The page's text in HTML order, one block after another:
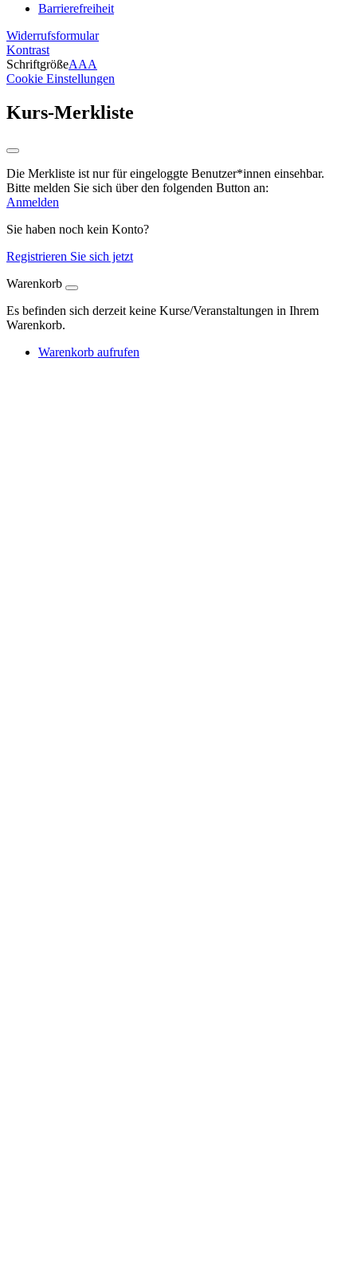
Barrierefreiheit
Widerrufsformular
Kontrast
SchriftgrößeAAA
Cookie Einstellungen
Kurs-Merkliste
Die Merkliste ist nur für eingeloggte Benutzer*innen einsehbar.
Bitte melden Sie sich über den folgenden Button an:
Anmelden
Sie haben noch kein Konto?
Registrieren Sie sich jetzt
Warenkorb
Es befinden sich derzeit keine Kurse/Veranstaltungen in Ihrem
Warenkorb.
Warenkorb aufrufen